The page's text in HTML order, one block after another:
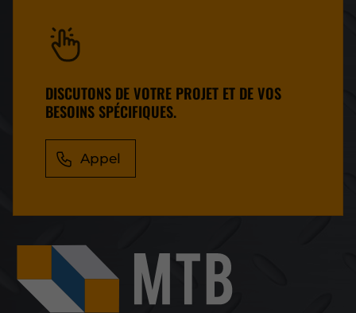
DISCUTONS DE VOTRE PROJET ET DE VOS
BESOINS SPÉCIFIQUES.
Appel